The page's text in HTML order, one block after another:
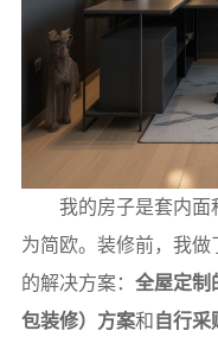
我的房子是套内面
为简欧。装修前，我
的解决方案： 全屋定制
包装修）方案和 自行采